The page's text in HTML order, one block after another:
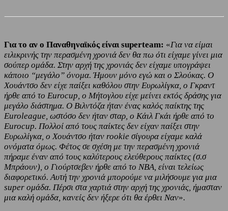
Για το αν ο Παναθηναϊκός είναι superteam: «Για να είμαι
ειλικρινής την περασμένη χρονιά δεν θα πω ότι είχαμε γίνει μια
σούπερ ομάδα. Στην αρχή της χρονιάς δεν είχαμε υπογράψει
κάποιο “μεγάλο” όνομα. Ήμουν μόνο εγώ και ο Σλούκας. Ο
Χουάντσο δεν είχε παίξει καθόλου στην Ευρωλίγκα, ο Γκραντ
ήρθε από το Eurocup, ο Μήτογλου είχε μείνει εκτός δράσης για
μεγάλο διάστημα. Ο Βιλντόζα ήταν ένας καλός παίκτης της
Euroleague, ωστόσο δεν ήταν σταρ, ο Κάιλ Γκάι ήρθε από το
Eurocup. Πολλοί από τους παίκτες δεν είχαν παίξει στην
Ευρωλίγκα, ο Χουάντσο ήταν rookie σίγουρα είχαμε καλά
ονόματα όμως. Φέτος σε σχέση με την περασμένη χρονιά
πήραμε έναν από τους καλύτερους ελεύθερους παίκτες (σ.σ
Μπράουν), ο Γιούρτσεβεν ήρθε από το ΝΒΑ, είναι τελείως
διαφορετικό. Αυτή την χρονιά μπορούμε να μιλήσουμε για μια
super ομάδα. Πέρσι στα χαρτιά στην αρχή της χρονιάς, ήμασταν
μια καλή ομάδα, κανείς δεν ήξερε ότι θα έρθει Ναν».